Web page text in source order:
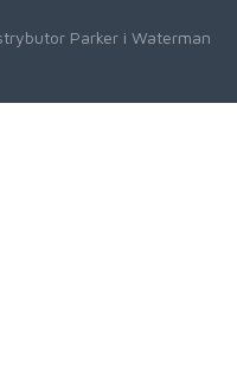
Parker i Waterman